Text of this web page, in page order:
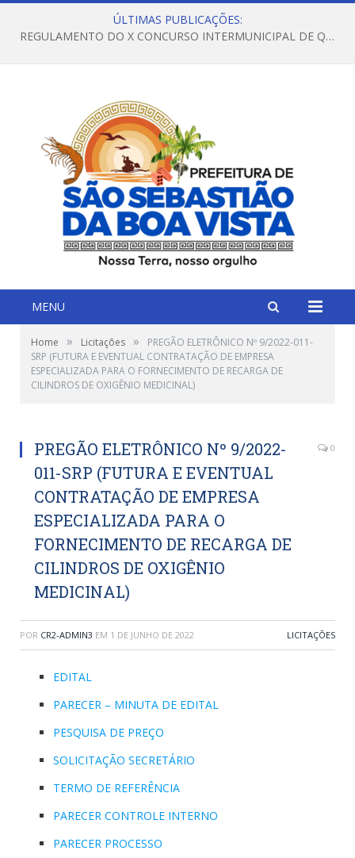
ÚLTIMAS PUBLICAÇÕES:
REGULAMENTO DO X CONCURSO INTERMUNICIPAL DE QUADRILHAS JUNINAS – 2026 – ARRAIÁ DA VENEZA
MENU
Home » Licitações »
PREGÃO ELETRÔNICO Nº 9/2022-011-
SRP (FUTURA E EVENTUAL CONTRATAÇÃO DE EMPRESA
ESPECIALIZADA PARA O FORNECIMENTO DE RECARGA DE
CILINDROS DE OXIGÊNIO MEDICINAL)
PREGÃO ELETRÔNICO Nº 9/2022-
011-SRP (FUTURA E EVENTUAL
CONTRATAÇÃO DE EMPRESA
ESPECIALIZADA PARA O
FORNECIMENTO DE RECARGA DE
CILINDROS DE OXIGÊNIO
MEDICINAL)
0
POR CR2-ADMIN3 EM 1 DE JUNHO DE 2022 LICITAÇÕES
EDITAL
PARECER – MINUTA DE EDITAL
PESQUISA DE PREÇO
SOLICITAÇÃO SECRETÁRIO
TERMO DE REFERÊNCIA
PARECER CONTROLE INTERNO
PARECER PROCESSO